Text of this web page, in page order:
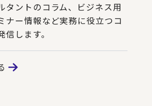
タントのコラム、ビジネス用
ナー情報など実務に役立つコ
信します。